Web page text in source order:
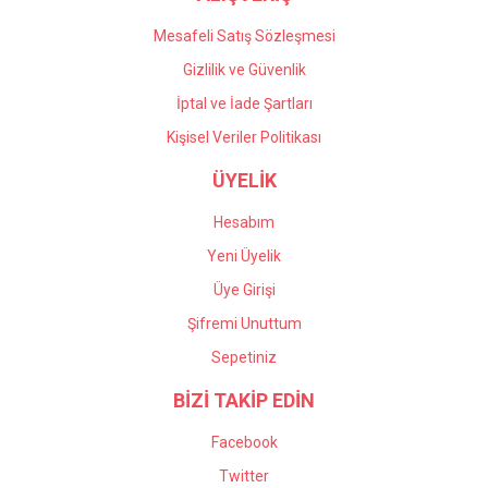
Mesafeli Satış Sözleşmesi
Gizlilik ve Güvenlik
İptal ve İade Şartları
Kişisel Veriler Politikası
ÜYELİK
Hesabım
Yeni Üyelik
Üye Girişi
Şifremi Unuttum
Sepetiniz
BİZİ TAKİP EDİN
Facebook
Twitter